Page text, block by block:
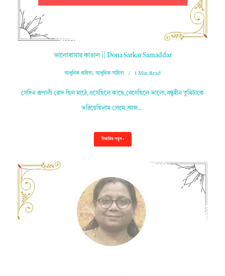
ভালোবাসায় কাঙাল || Dona Sarkar Samaddar
আধুনিক কবিতা,আধুনিক সাহিত্য 1 Min Read
সেদিন রূপালী রোদ ছিল মাঠে,এসেছিলে কাছে,বেসেছিলে ভালো,বন্ধুহীন তুমিটাকে
ভরিয়েছিলাম প্রেমে,আজ…
বিস্তারিত পড়ুন »